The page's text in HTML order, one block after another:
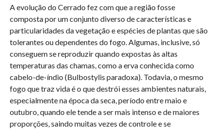
A evolução do Cerrado fez com que a região fosse
composta por um conjunto diverso de características e
particularidades da vegetação e espécies de plantas que são
tolerantes ou dependentes do fogo. Algumas, inclusive, só
conseguem se reproduzir quando expostas às altas
temperaturas das chamas, como a erva conhecida como
cabelo-de-índio (Bulbostylis paradoxa). Todavia, o mesmo
fogo que traz vida é o que destrói esses ambientes naturais,
especialmente na época da seca, período entre maio e
outubro, quando ele tende a ser mais intenso e de maiores
proporções, saindo muitas vezes de controle e se